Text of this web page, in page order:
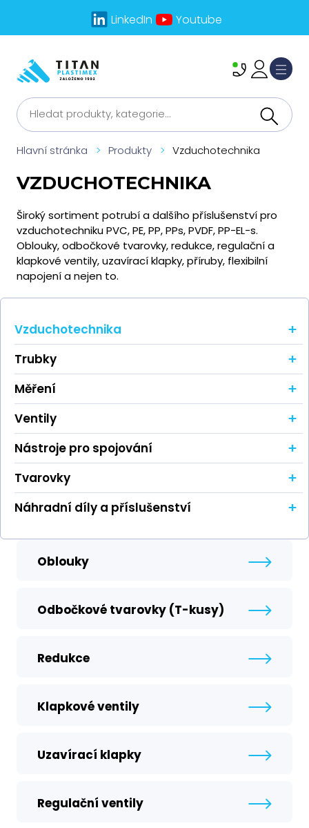
LinkedIn Youtube
Hlavní stránka > Produkty > Vzduchotechnika
VZDUCHOTECHNIKA
Široký sortiment potrubí a dalšího příslušenství pro
vzduchotechniku PVC, PE, PP, PPs, PVDF, PP-EL-s.
Oblouky, odbočkové tvarovky, redukce, regulační a
klapkové ventily, uzavírací klapky, příruby, flexibilní
napojení a nejen to.
Oblouky
Odbočkové tvarovky (T-kusy)
Redukce
Klapkové ventily
Uzavírací klapky
Regulační ventily
Vzduchotechnika
+
Trubky
+
Měření
+
Ventily
+
Nástroje pro spojování
+
Tvarovky
+
Náhradní díly a příslušenství
+